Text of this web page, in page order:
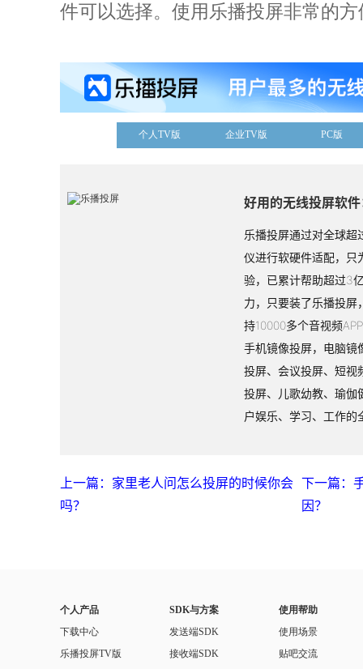
件可以选择。使用乐播投屏非常的方
个人TV版 企业TV版 PC版
好用的无线投屏软
乐播投屏通过对全球超
仪进行软硬件适配，只
验，已累计帮助超过3
力，只要装了乐播投屏
持10000多个音视频
手机镜像投屏，电脑镜
投屏、会议投屏、短视
投屏、儿歌幼教、瑜伽
户娱乐、学习、工作的
上一篇：家里老人问怎么投屏的时候你会
吗？
下一篇：
因？
个人产品
下载中心
乐播投屏TV版
SDK与方案
发送端SDK
接收端SDK
使用帮助
使用场景
贴吧交流